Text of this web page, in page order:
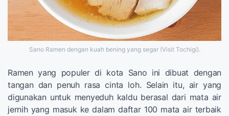
Sano Ramen dengan kuah bening yang segar (Visit Tochigi).
Ramen yang populer di kota Sano ini dibuat dengan
tangan dan penuh rasa cinta loh. Selain itu, air yang
digunakan untuk menyeduh kaldu berasal dari mata air
jernih yang masuk ke dalam daftar 100 mata air terbaik